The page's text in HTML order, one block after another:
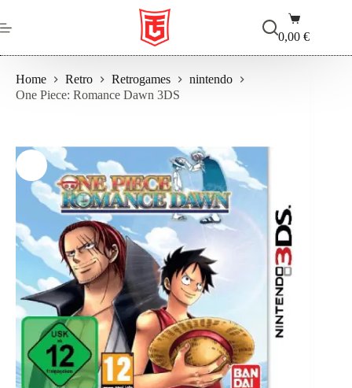
al
contenuto
Carrello
0,00€
Home Retro Retrogames
nintendo
One Piece: Romance Dawn 3DS